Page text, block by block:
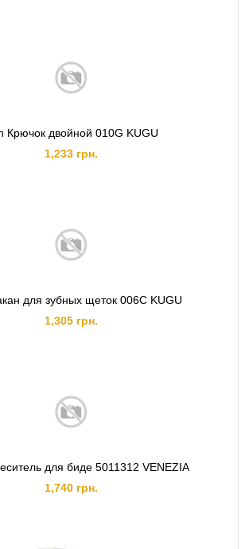
Крючок двойной 010G KUGU
1,233 грн.
для зубных щеток 006C KUGU
1,305 грн.
для биде 5011312 VENEZIA
1,740 грн.